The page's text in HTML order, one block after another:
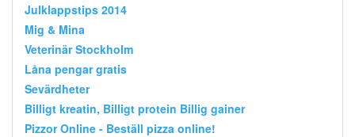
Julklappstips 2014
Mig & Mina
Veterinär Stockholm
Låna pengar gratis
Sevärdheter
Billigt kreatin, Billigt protein Billig gainer
Pizzor Online - Beställ pizza online!